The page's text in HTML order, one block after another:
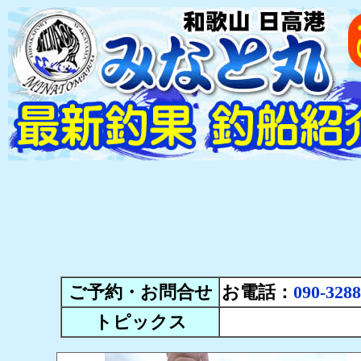
ご予約・お問合せ お電話： 090-
トピックス